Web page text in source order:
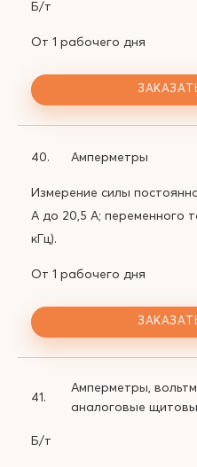
Б/т
От 1 рабочего дня
40. Амперметры
Измерение силы
А до 20,5 А; переменного
кГц).
От 1 рабочего дня
41.
Амперметры,
аналоговые
Б/т